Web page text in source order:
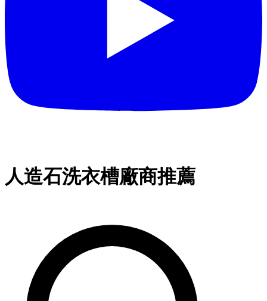
人造石洗衣槽廠商推薦